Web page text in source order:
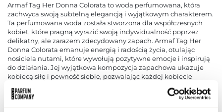
Armaf Tag Her Donna Colorata to woda perfumowana, która
zachwyca swoją subtelną elegancją i wyjątkowym charakterem.
Ta perfumowana woda została stworzona dla współczesnych
kobiet, które pragną wyrazić swoją indywidualność poprzez
delikatny, ale zarazem zdecydowany zapach. Armaf Tag Her
Donna Colorata emanuje energią i radością życia, otulając
nosiciela nutami, które wywołują pozytywne emocje i inspirują
do działania. Jej wyjątkowa kompozycja zapachowa ukazuje
kobiecą siłę i pewność siebie, pozwalając każdej kobiecie
flakon o subtelnym designie, woda perfumowana Armaf Tag